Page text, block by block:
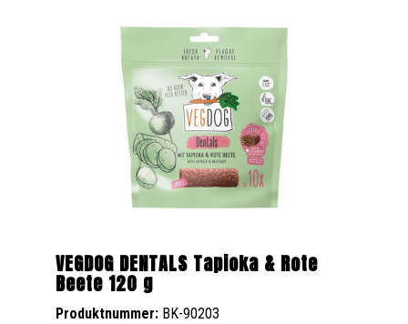
VEGDOG DENTALS Tapioka & Rote
Beete 120 g
Produktnummer: BK-90203